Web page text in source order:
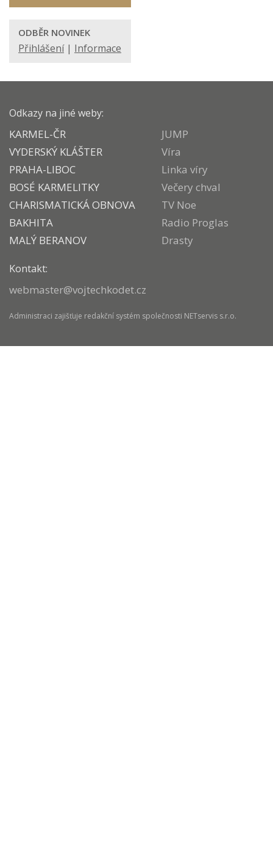
ODBĚR NOVINEK
Přihlášení| Informace
Odkazy na jiné weby:
KARMEL-ČR
VYDERSKÝ KLÁŠTER
PRAHA-LIBOC
BOSÉ KARMELITKY
CHARISMATICKÁ OBNOVA
BAKHITA
MALÝ BERANOV
JUMP
Víra
Linka víry
Večery chval
TV Noe
Radio Proglas
Drasty
Kontakt:
webmaster@vojtechkodet.cz
Administraci zajišťuje redakční systém společnosti NETservis s.r.o.